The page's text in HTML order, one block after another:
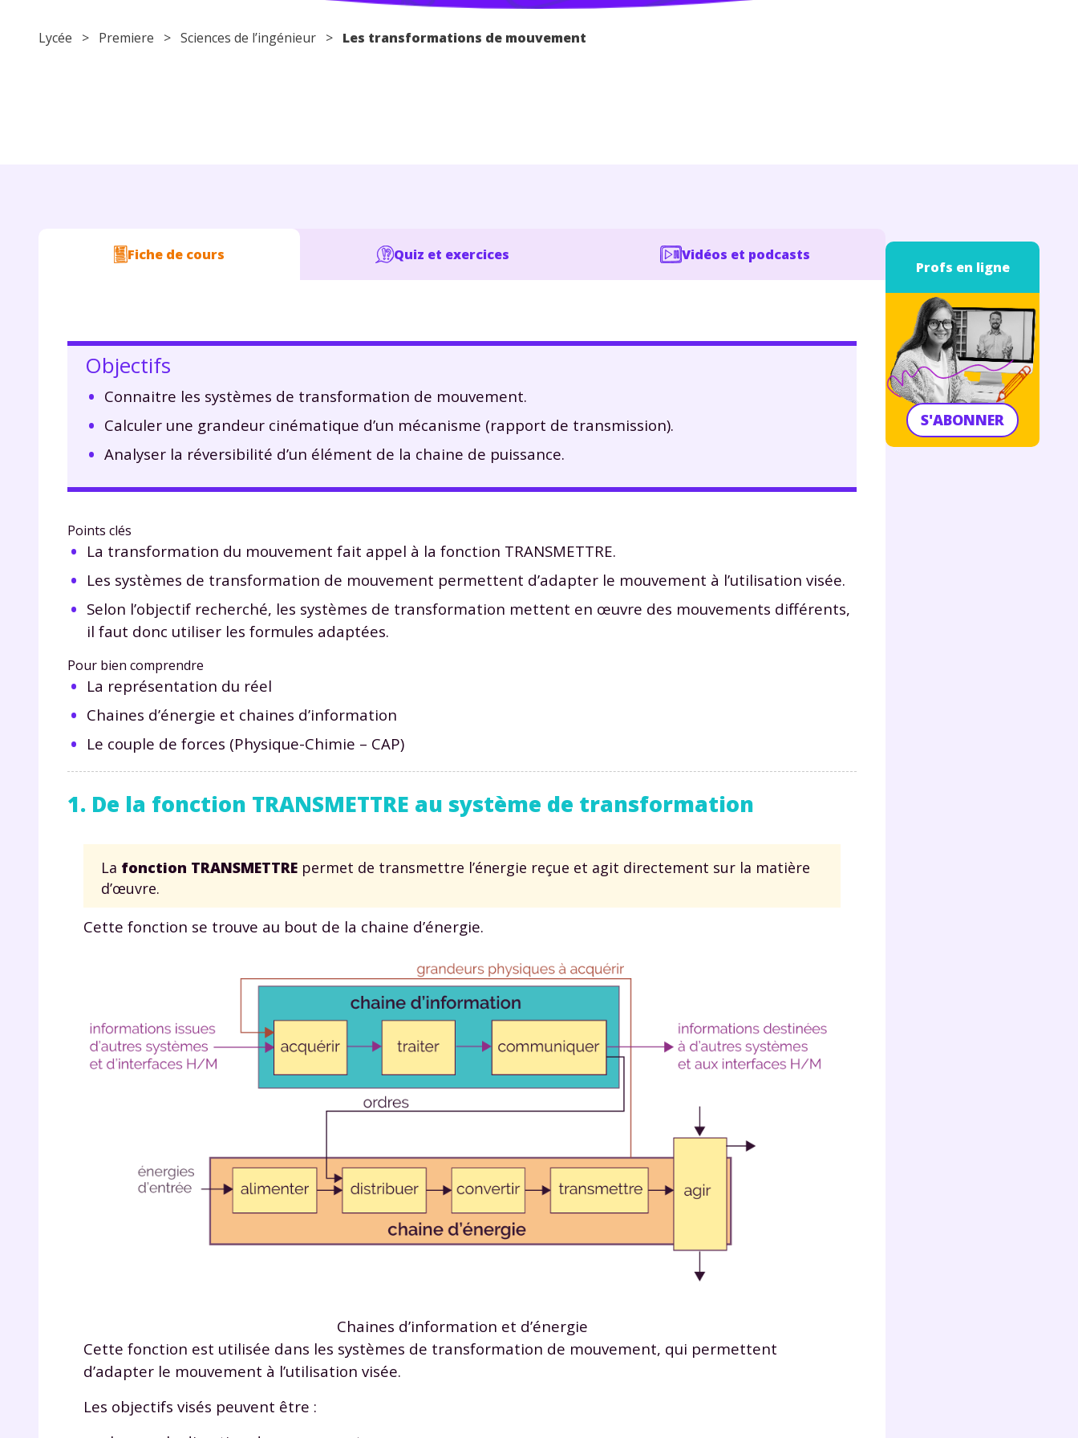
Lycée > Premiere > Sciences de l’ingénieur > Les transformations de mouvement
Fiche de cours Quiz et exercices Vidéos et podcasts
Objectifs
Connaitre les systèmes de transformation de mouvement.
Calculer une grandeur cinématique d’un mécanisme (rapport de transmission).
Analyser la réversibilité d’un élément de la chaine de puissance.
Points clés
La transformation du mouvement fait appel à la fonction TRANSMETTRE.
Les systèmes de transformation de mouvement permettent d’adapter le mouvement à l’utilisation visée.
Selon l’objectif recherché, les systèmes de transformation mettent en œuvre des mouvements différents,
il faut donc utiliser les formules adaptées.
Pour bien comprendre
La représentation du réel
Chaines d’énergie et chaines d’information
Le couple de forces (Physique-Chimie – CAP)
1. De la fonction TRANSMETTRE au système de transformation
La fonction TRANSMETTRE permet de transmettre l’énergie reçue et agit directement sur la matière
d’œuvre.
Cette fonction se trouve au bout de la chaine d’énergie.
Chaines d’information et d’énergie
Cette fonction est utilisée dans les systèmes de transformation de mouvement, qui permettent
d’adapter le mouvement à l’utilisation visée.
Les objectifs visés peuvent être :
Profs en ligne
S'ABONNER
Envie de progresser et de
réussir votre année scolaire ?
Testez gratuitement pendant 24h
notre plateforme de soutien scolaire !